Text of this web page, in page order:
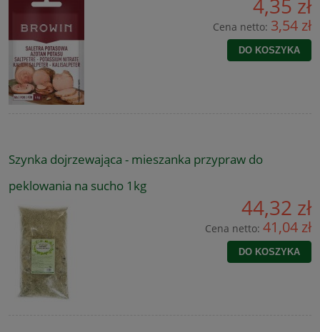
4,35 zł
Cena netto: 3,54 zł
DO KOSZYKA
Szynka dojrzewająca - mieszanka przypraw do
peklowania na sucho 1kg
44,32 zł
Cena netto: 41,04 zł
DO KOSZYKA